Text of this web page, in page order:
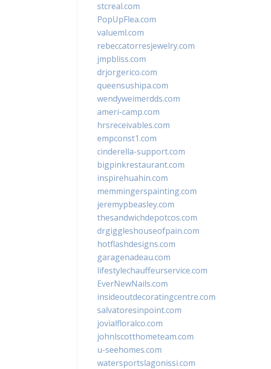
stcreal.com
PopUpFlea.com
valueml.com
rebeccatorresjewelry.com
jmpbliss.com
drjorgerico.com
queensushipa.com
wendyweimerdds.com
ameri-camp.com
hrsreceivables.com
empconst1.com
cinderella-support.com
bigpinkrestaurant.com
inspirehuahin.com
memmingerspainting.com
jeremypbeasley.com
thesandwichdepotcos.com
drgiggleshouseofpain.com
hotflashdesigns.com
garagenadeau.com
lifestylechauffeurservice.com
EverNewNails.com
insideoutdecoratingcentre.com
salvatoresinpoint.com
jovialfloralco.com
johnlscotthometeam.com
u-seehomes.com
watersportslagonissi.com